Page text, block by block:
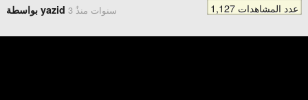
بواسطة yazid 3 سنوات منذُ 1,127 عدد المشاهدات